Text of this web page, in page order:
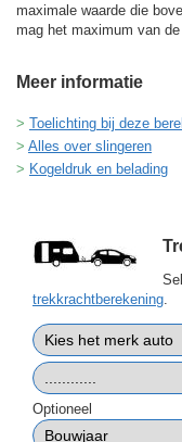
maximale waarde die
mag het maximum van
Meer informatie
Toelichting bij deze
Alles over slingeren
Kogeldruk en belading
trekkrachtberekening
Optioneel